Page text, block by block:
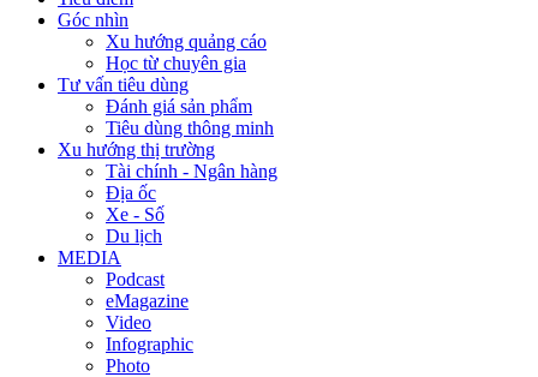
Góc nhìn
Xu hướng quảng cáo
Học từ chuyên gia
Tư vấn tiêu dùng
Đánh giá sản phẩm
Tiêu dùng thông minh
Xu hướng thị trường
Tài chính - Ngân hàng
Địa ốc
Xe - Số
Du lịch
MEDIA
Podcast
eMagazine
Video
Infographic
Photo